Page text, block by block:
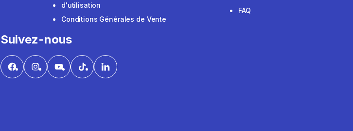
d'utilisation
Conditions Générales de Vente
FAQ
Suivez-nous